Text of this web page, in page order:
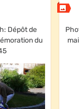
Dépôt de
du